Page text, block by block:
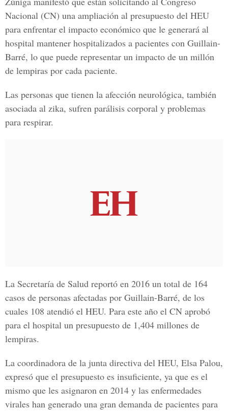
Nacional (CN) una ampliación al presupuesto del HEU
para enfrentar el impacto económico que le generará al
hospital mantener hospitalizados a pacientes con Guillain-
Barré, lo que puede representar un impacto de un millón
de lempiras por cada paciente.
Las personas que tienen la afección neurológica, también
asociada al zika, sufren parálisis corporal y problemas
para respirar.
La Secretaría de Salud reportó en 2016 un total de 164
casos de personas afectadas por Guillain-Barré, de los
cuales 108 atendió el HEU. Para este año el CN aprobó
para el hospital un presupuesto de 1,404 millones de
lempiras.
La coordinadora de la junta directiva del HEU, Elsa Palou,
expresó que el presupuesto es insuficiente, ya que es el
mismo que les asignaron en 2014 y las enfermedades
virales han generado una gran demanda de pacientes para